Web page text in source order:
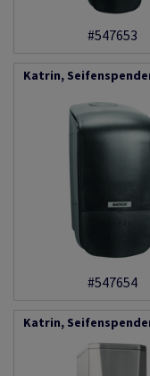
#547653
Katrin,
#547654
Katrin,